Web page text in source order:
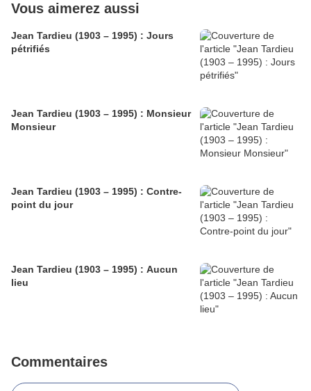
Vous aimerez aussi
Jean Tardieu (1903 – 1995) : Jours
pétrifiés
Jean Tardieu (1903 – 1995) : Monsieur
Monsieur
Jean Tardieu (1903 – 1995) : Contre-
point du jour
Jean Tardieu (1903 – 1995) : Aucun
lieu
Commentaires